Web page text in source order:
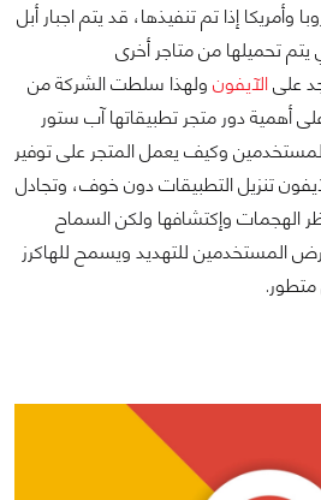
وأمريكا إذا تم تنفيذها، قد يتم اجبار أبل
يتم تحميلها من متاجر أخرى
الآيفون ولهذا سلطت الشركة من
أهمية دور متجر تطبيقاتها آب ستور
وكيف يعمل المتجر على توفير
تنزيل التطبيقات دون خوف، وتجادل
الهجمات وإكتشافها ولكن السماح
المستخدمين للتهديد ويسمح للهاكرز
متطور.